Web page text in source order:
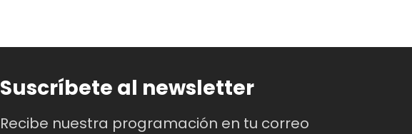
Suscríbete al newsletter
Recibe nuestra programación en tu correo